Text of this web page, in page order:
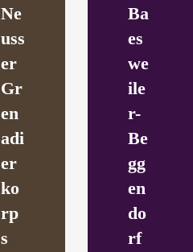
Ne
uss
er
Gr
en
adi
er
ko
rp
s
Ba
es
we
ile
r-
Be
gg
en
do
rf